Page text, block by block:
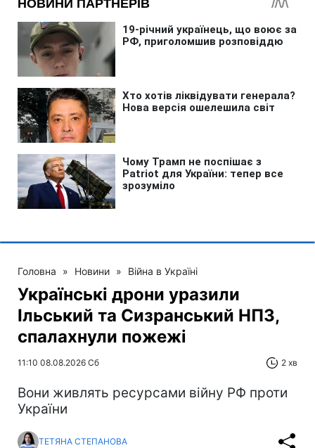
Головна » Новини » Війна в Україні
Українські дрони уразили
Ільський та Сизранський НПЗ,
спалахнули пожежі
11:10 08.08.2026 Сб 2 хв
Вони живлять ресурсами війну РФ проти
України
ТЕТЯНА СТЕПАНОВА